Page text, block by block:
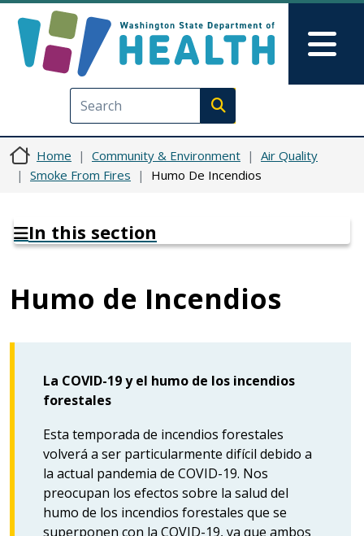
Execute search
Home Community & Environment
Air Quality
Smoke From Fires
Humo De Incendios
In this section
Humo de Incendios
La COVID-19 y el humo de los incendios
forestales
Esta temporada de incendios forestales
volverá a ser particularmente difícil debido a
la actual pandemia de COVID-19. Nos
preocupan los efectos sobre la salud del
humo de los incendios forestales que se
superponen con la COVID-19, ya que ambos